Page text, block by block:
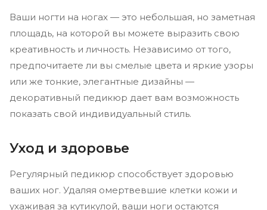
Ваши ногти на ногах — это небольшая, но заметная
площадь, на которой вы можете выразить свою
креативность и личность. Независимо от того,
предпочитаете ли вы смелые цвета и яркие узоры
или же тонкие, элегантные дизайны —
декоративный педикюр дает вам возможность
показать свой индивидуальный стиль.
Уход и здоровье
Регулярный педикюр способствует здоровью
ваших ног. Удаляя омертвевшие клетки кожи и
ухаживая за кутикулой, ваши ноги остаются